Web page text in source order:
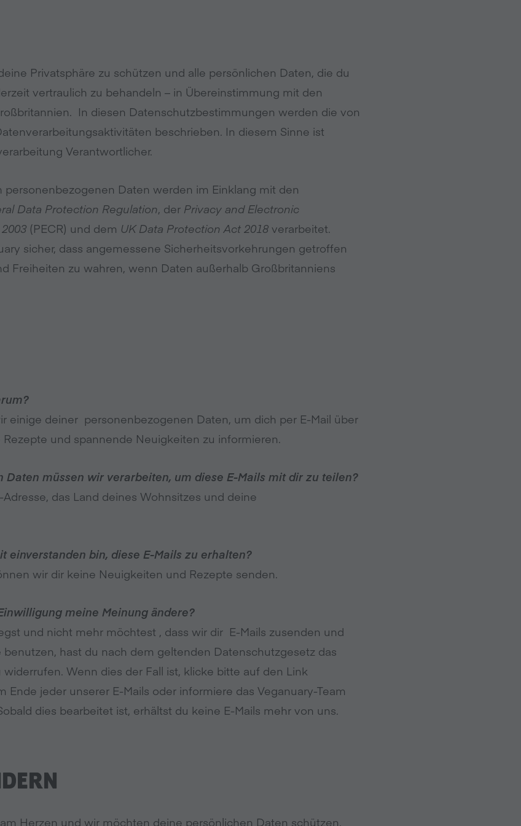
Privatsphäre zu schützen und alle persönlichen Daten, die du
vertraulich zu behandeln – in Übereinstimmung mit den
In diesen Datenschutzbestimmungen werden die von
beschrieben. In diesem Sinne ist
Verantwortlicher.
personenbezogenen Daten werden im Einklang mit den
Data Protection Regulation, der Privacy and Electronic
(PECR) und dem UK Data Protection Act 2018 verarbeitet.
sicher, dass angemessene Sicherheitsvorkehrungen getroffen
Freiheiten zu wahren, wenn Daten außerhalb Großbritanniens
einige deiner personenbezogenen Daten, um dich per E-Mail über
und spannende Neuigkeiten zu informieren.
Daten müssen wir verarbeiten, um diese E-Mails mit dir zu teilen?
das Land deines Wohnsitzes und deine
einverstanden bin, diese E-Mails zu erhalten?
wir dir keine Neuigkeiten und Rezepte senden.
meine Meinung ändere?
und nicht mehr möchtest , dass wir dir E-Mails zusenden und
hast du nach dem geltenden Datenschutzgesetz das
Wenn dies der Fall ist, klicke bitte auf den Link
Ende jeder unserer E-Mails oder informiere das Veganuary-Team
dies bearbeitet ist, erhältst du keine E-Mails mehr von uns.
Herzen und wir möchten deine persönlichen Daten schützen.